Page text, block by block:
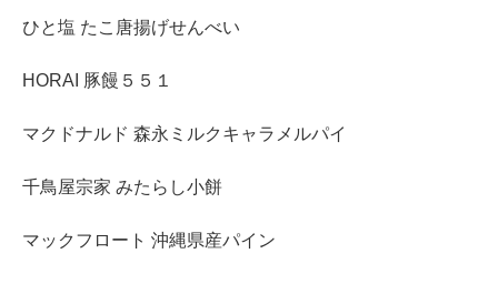
ひと塩 たこ唐揚げせんべい
HORAI 豚饅５５１
マクドナルド 森永ミルクキャラメルパイ
千鳥屋宗家 みたらし小餅
マックフロート 沖縄県産パイン